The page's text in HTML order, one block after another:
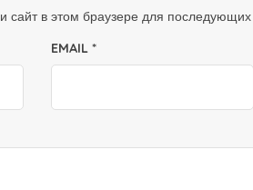
EMAIL*
сайт в этом браузере для